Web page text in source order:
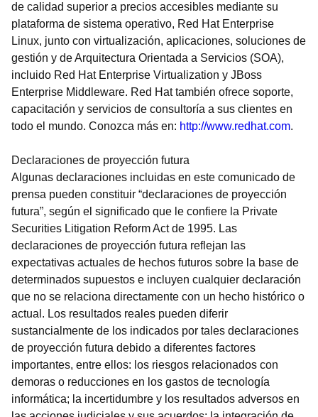
de calidad superior a precios accesibles mediante su
plataforma de sistema operativo, Red Hat Enterprise
Linux, junto con virtualización, aplicaciones, soluciones de
gestión y de Arquitectura Orientada a Servicios (SOA),
incluido Red Hat Enterprise Virtualization y JBoss
Enterprise Middleware. Red Hat también ofrece soporte,
capacitación y servicios de consultoría a sus clientes en
todo el mundo. Conozca más en: http://www.redhat.com.
Declaraciones de proyección futura
Algunas declaraciones incluidas en este comunicado de
prensa pueden constituir “declaraciones de proyección
futura”, según el significado que le confiere la Private
Securities Litigation Reform Act de 1995. Las
declaraciones de proyección futura reflejan las
expectativas actuales de hechos futuros sobre la base de
determinados supuestos e incluyen cualquier declaración
que no se relaciona directamente con un hecho histórico o
actual. Los resultados reales pueden diferir
sustancialmente de los indicados por tales declaraciones
de proyección futura debido a diferentes factores
importantes, entre ellos: los riesgos relacionados con
demoras o reducciones en los gastos de tecnología
informática; la incertidumbre y los resultados adversos en